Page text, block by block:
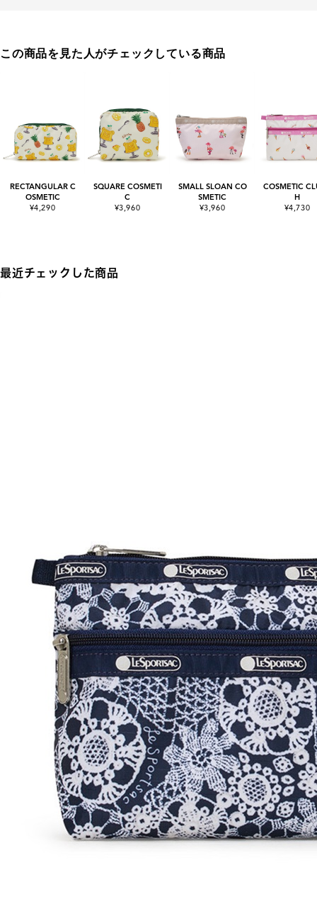
この商品を見た人がチェックしている商品
RECTANGULAR C
OSMETIC
¥4,290
SQUARE COSMETI
C
¥3,960
SMALL SLOAN CO
SMETIC
¥3,960
COSMETIC
H
¥4,730
最近チェックした商品